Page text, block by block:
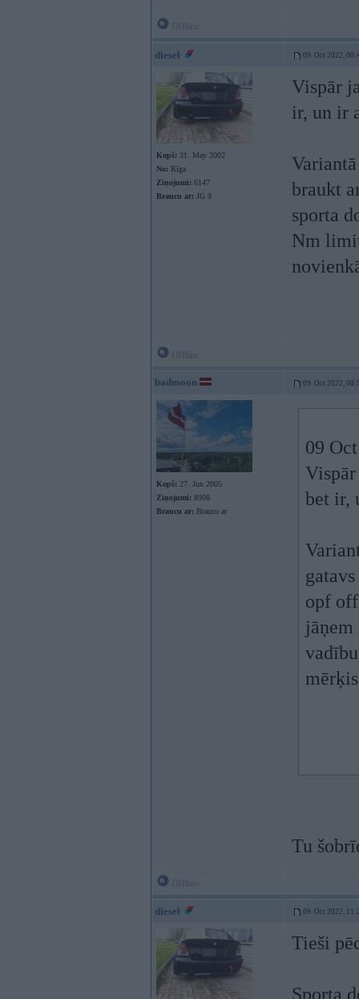
diesel 09. Oct 2022,
Kopš: 31. May 2002
No: Rīga
Ziņojumi: 6147
Braucu ar: JG 9
Vispār
ir, un ir
braukt
sporta
Nm
badmoon 09. Oct 2022,
Kopš: 27. Jun 2005
Ziņojumi: 8908
Braucu ar: Braucu ar
09
bet ir,
opf
jāņem
Tu
diesel 09. Oct 2022,
Tieši
Sporta